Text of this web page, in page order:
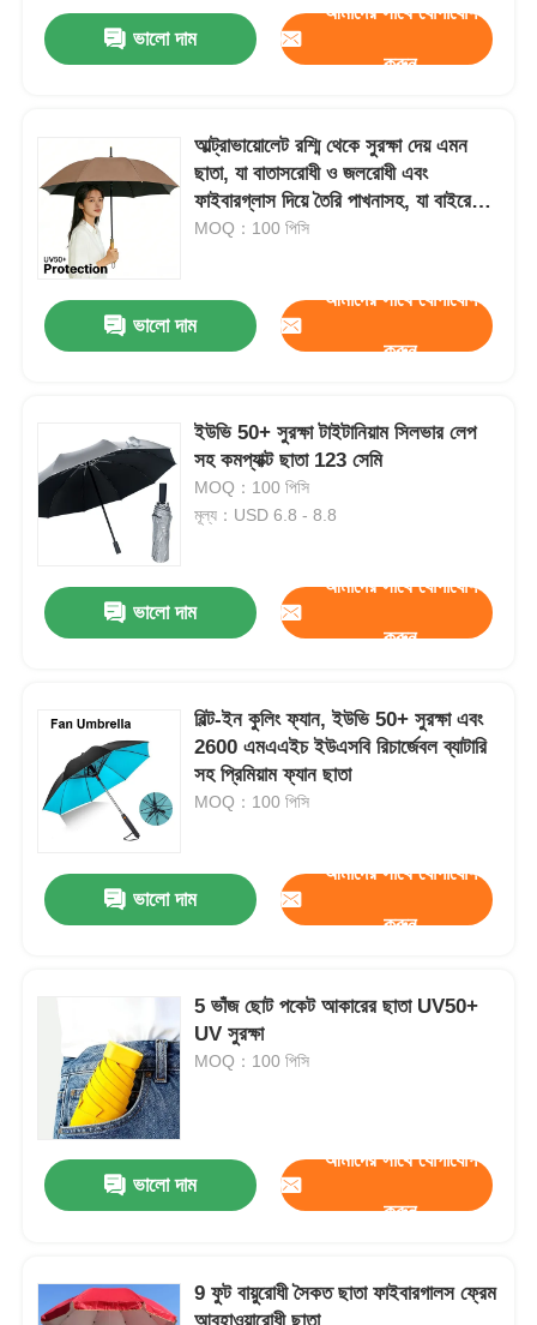
বাড়ি
আমাদের সম্পর্কে
মান নিয়ন্ত্রণ
আমাদের সাথে যোগাযোগ করুন
খবর
সব ক্ষেত্রেই
গলফ ছাতা
ভালো দাম
আমাদের সাথে যোগাযোগ
করুন
আল্ট্রাভায়োলেট রশ্মি থেকে সুরক্ষা দেয় এমন
ছাতা, যা বাতাসরোধী ও জলরোধী এবং
ফাইবারগ্লাস দিয়ে তৈরি পাখনাসহ, যা বাইরের
আল্ট্রাভায়োলেট রশ্মি থেকে সর্বোচ্চ সুরক্ষা প্রদান
MOQ：100 পিসি
ভালো দাম
আমাদের সাথে যোগাযোগ
করুন
ইউভি 50+ সুরক্ষা টাইটানিয়াম সিলভার লেপ
সহ কমপ্যাক্ট ছাতা 123 সেমি
MOQ：100 পিসি
মূল্য：USD 6.8 - 8.8
ভালো দাম
আমাদের সাথে যোগাযোগ
করুন
বিল্ট-ইন কুলিং ফ্যান, ইউভি 50+ সুরক্ষা এবং
2600 এমএএইচ ইউএসবি রিচার্জেবল ব্যাটারি
সহ প্রিমিয়াম ফ্যান ছাতা
MOQ：100 পিসি
ভালো দাম
আমাদের সাথে যোগাযোগ
করুন
5 ভাঁজ ছোট পকেট আকারের ছাতা UV50+
UV সুরক্ষা
MOQ：100 পিসি
ভালো দাম
আমাদের সাথে যোগাযোগ
করুন
9 ফুট বায়ুরোধী সৈকত ছাতা ফাইবারগালস ফ্রেম
আবহাওয়ারোধী ছাতা